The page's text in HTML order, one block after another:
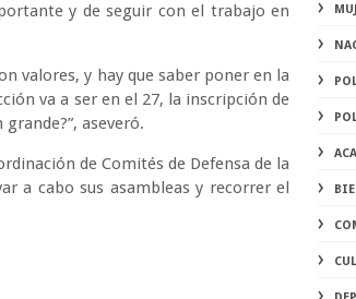
y de seguir con el trabajo en
valores, y hay que saber poner en la
va a ser en el 27, la inscripción de
aseveró.
de Comités de Defensa de la
a cabo sus asambleas y recorrer el